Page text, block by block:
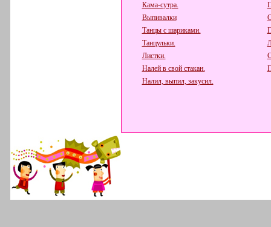
Кама-сутра.
Выпивалки
Танцы с шариками.
Танцульки.
Листки.
Налей в свой стакан.
Налил, выпил, закусил.